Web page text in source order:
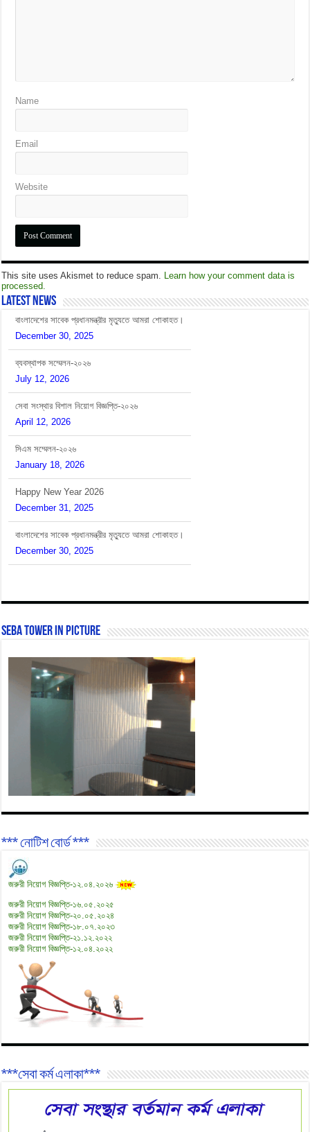
Name
Email
Website
This site uses Akismet to reduce spam.
Learn how your comment data is
processed.
Latest News
SEBA Tower In Picture
*** নোটিশ বোর্ড ***
জরুরী নিয়োগ বিজ্ঞপ্তি-১২.০৪.২০২৬
জরুরী নিয়োগ বিজ্ঞপ্তি-১৬.০৫.২০২৫
জরুরী নিয়োগ বিজ্ঞপ্তি-২০.০৫.২০২৪
জরুরী নিয়োগ বিজ্ঞপ্তি-১৮.০৭.২০২৩
জরুরী নিয়োগ বিজ্ঞপ্তি-২১.১২.২০২২
জরুরী নিয়োগ বিজ্ঞপ্তি-১২.০৪.২০২২
***সেবা কর্ম এলাকা***